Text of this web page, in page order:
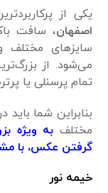
یکی از
اصفهان، سافت
سایز‌های مختلف
می‌شود. از
تمام پرسنلی یا
بنابراین شما
مختلف به ویژه
گرفتن عکس، با
خیمه نور